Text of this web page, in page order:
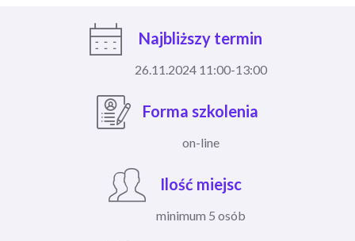
Najbliższy termin
26.11.2024 11:00-13:00
Forma szkolenia
on-line
Ilość miejsc
minimum 5 osób